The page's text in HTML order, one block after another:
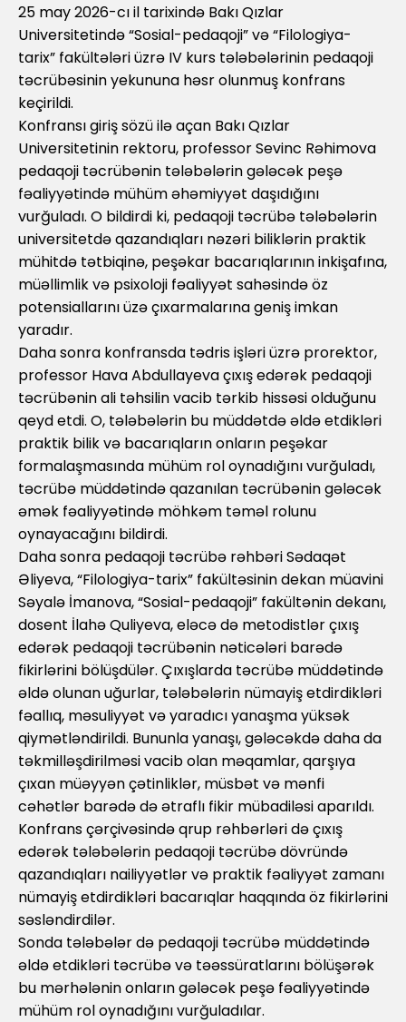
25 may 2026-cı il tarixində Bakı Qızlar
Universitetində “Sosial-pedaqoji” və “Filologiya-
tarix” fakültələri üzrə IV kurs tələbələrinin pedaqoji
təcrübəsinin yekununa həsr olunmuş konfrans
keçirildi.
Konfransı giriş sözü ilə açan Bakı Qızlar
Universitetinin rektoru, professor Sevinc Rəhimova
pedaqoji təcrübənin tələbələrin gələcək peşə
fəaliyyətində mühüm əhəmiyyət daşıdığını
vurğuladı. O bildirdi ki, pedaqoji təcrübə tələbələrin
universitetdə qazandıqları nəzəri biliklərin praktik
mühitdə tətbiqinə, peşəkar bacarıqlarının inkişafına,
müəllimlik və psixoloji fəaliyyət sahəsində öz
potensiallarını üzə çıxarmalarına geniş imkan
yaradır.
Daha sonra konfransda tədris işləri üzrə prorektor,
professor Hava Abdullayeva çıxış edərək pedaqoji
təcrübənin ali təhsilin vacib tərkib hissəsi olduğunu
qeyd etdi. O, tələbələrin bu müddətdə əldə etdikləri
praktik bilik və bacarıqların onların peşəkar
formalaşmasında mühüm rol oynadığını vurğuladı,
təcrübə müddətində qazanılan təcrübənin gələcək
əmək fəaliyyətində möhkəm təməl rolunu
oynayacağını bildirdi.
Daha sonra pedaqoji təcrübə rəhbəri Sədaqət
Əliyeva, “Filologiya-tarix” fakültəsinin dekan müavini
Səyalə İmanova, “Sosial-pedaqoji” fakültənin dekanı,
dosent İlahə Quliyeva, eləcə də metodistlər çıxış
edərək pedaqoji təcrübənin nəticələri barədə
fikirlərini bölüşdülər. Çıxışlarda təcrübə müddətində
əldə olunan uğurlar, tələbələrin nümayiş etdirdikləri
fəallıq, məsuliyyət və yaradıcı yanaşma yüksək
qiymətləndirildi. Bununla yanaşı, gələcəkdə daha da
təkmilləşdirilməsi vacib olan məqamlar, qarşıya
çıxan müəyyən çətinliklər, müsbət və mənfi
cəhətlər barədə də ətraflı fikir mübadiləsi aparıldı.
Konfrans çərçivəsində qrup rəhbərləri də çıxış
edərək tələbələrin pedaqoji təcrübə dövründə
qazandıqları nailiyyətlər və praktik fəaliyyət zamanı
nümayiş etdirdikləri bacarıqlar haqqında öz fikirlərini
səsləndirdilər.
Sonda tələbələr də pedaqoji təcrübə müddətində
əldə etdikləri təcrübə və təəssüratlarını bölüşərək
bu mərhələnin onların gələcək peşə fəaliyyətində
mühüm rol oynadığını vurğuladılar.